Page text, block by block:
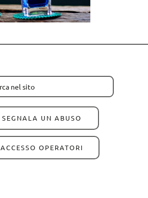
SEGNALA UN ABUSO
ACCESSO OPERATORI